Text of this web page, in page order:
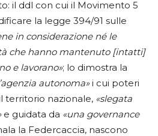
il ddl con cui il Movimento 5
la legge 394/91 sulle
in considerazione né le
che hanno mantenuto [intatti]
e lavorano»; lo dimostra la
autonoma»i cui poteri
territorio nazionale, «slegata
e guidata da «una governance
la Federcaccia, nascono